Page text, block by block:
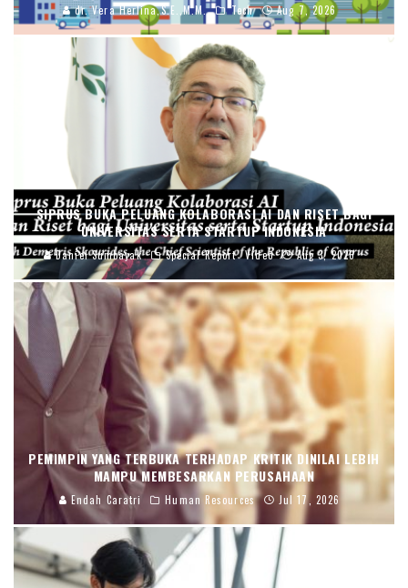
dr. Vera Herlina,S.E.,M.M. Tech Aug 7, 2026
SIPRUS BUKA PELUANG KOLABORASI AI DAN RISET BAGI
UNIVERSITAS SERTA STARTUP INDONESIA
Daniel Sumbayak Special Report Video Aug 3, 2026
PEMIMPIN YANG TERBUKA TERHADAP KRITIK DINILAI LEBIH
MAMPU MEMBESARKAN PERUSAHAAN
Endah Caratri Human Resources Jul 17, 2026